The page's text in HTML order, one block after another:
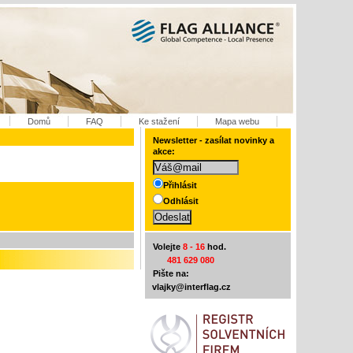
Domů FAQ Ke stažení
Mapa webu
Newsletter - zasílat novinky a
akce:
Přihlásit
Odhlásit
Volejte8 - 16 hod.
481 629 080
Pište na:
vlajky@interflag.cz